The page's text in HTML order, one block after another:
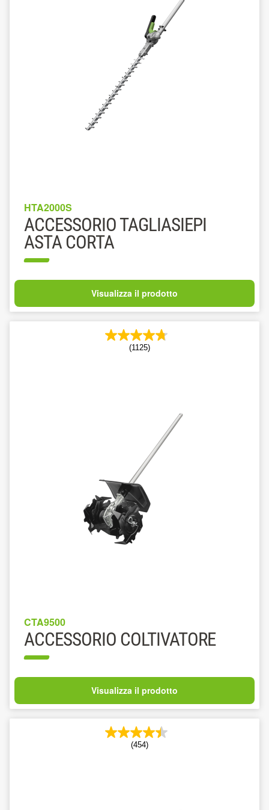
HTA2000S
ACCESSORIO TAGLIASIEPI
ASTA CORTA
Visualizza il prodotto
(1125)
CTA9500
ACCESSORIO COLTIVATORE
Visualizza il prodotto
(454)